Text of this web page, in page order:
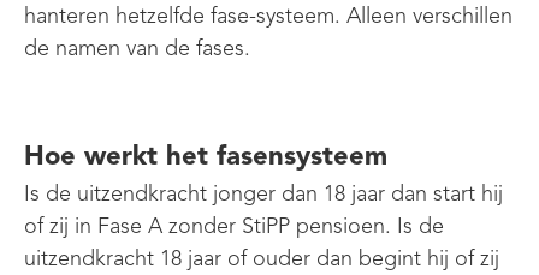
hanteren hetzelfde fase-systeem. Alleen verschillen
de namen van de fases.
Hoe werkt het fasensysteem
Is de uitzendkracht jonger dan 18 jaar dan start hij
of zij in Fase A zonder StiPP pensioen. Is de
uitzendkracht 18 jaar of ouder dan begint hij of zij